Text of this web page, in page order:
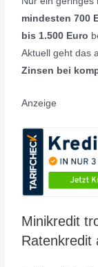
mindesten 700
bis 1.500 Euro
Aktuell geht das
Zinsen bei
Anzeige
Minikredit
Ratenkredit